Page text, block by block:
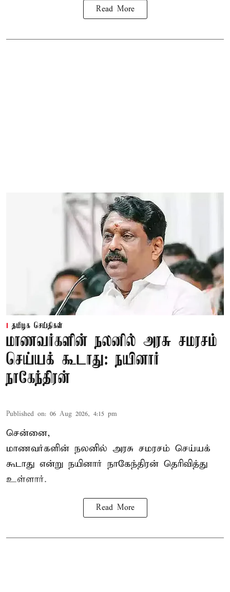
Read More
தமிழக செய்திகள்
மாணவர்களின் நலனில் அரசு சமரசம்
செய்யக் கூடாது: நயினார்
நாகேந்திரன்
Published on: 06 Aug 2026, 4:15 pm
சென்னை,
மாணவர்களின் நலனில் அரசு சமரசம் செய்யக்
கூடாது என்று நயினார் நாகேந்திரன் தெரிவித்து
உள்ளார்.
Read More